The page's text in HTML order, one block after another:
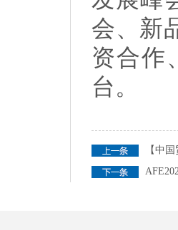
会、新
资合作
台。
【中